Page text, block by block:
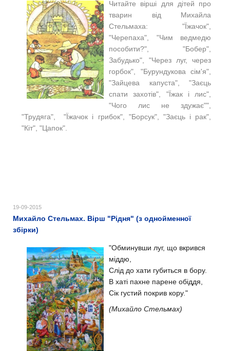
Читайте вірші для дітей про
тварин від Михайла
Стельмаха: "Їжачок",
"Черепаха", "Чим ведмедю
пособити?", "Бобер",
Забудько", "Через луг, через
горбок", "Бурундукова сім'я",
"Зайцева капуста", "Заєць
спати захотів", "Їжак і лис",
"Чого лис не здужає"",
"Трудяга", "Їжачок і грибок", "Борсук", "Заєць і рак",
"Кіт", "Цапок".
19-09-2015
Михайло Стельмах. Вірш "Рідня" (з однойменної
збірки)
"Обминувши луг, що вкрився
мiддю,
Слiд до хати губиться в бору.
В хатi пахне парене обiддя,
Сiк густий покрив кору."
(Михайло Стельмах)